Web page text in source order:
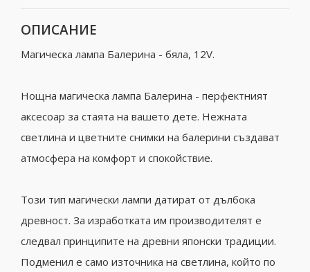
ОПИСАНИЕ
Магическа лампа Балерина - бяла, 12V.
Нощна магическа лампа Балерина - перфектният
аксесоар за стаята на вашето дете. Нежната
светлина и цветните снимки на балерини създават
атмосфера на комфорт и спокойствие.
Този тип магически лампи датират от дълбока
древност. За изработката им производителят е
следвал принципите на древни японски традиции.
Подменил е само източника на светлина, който по